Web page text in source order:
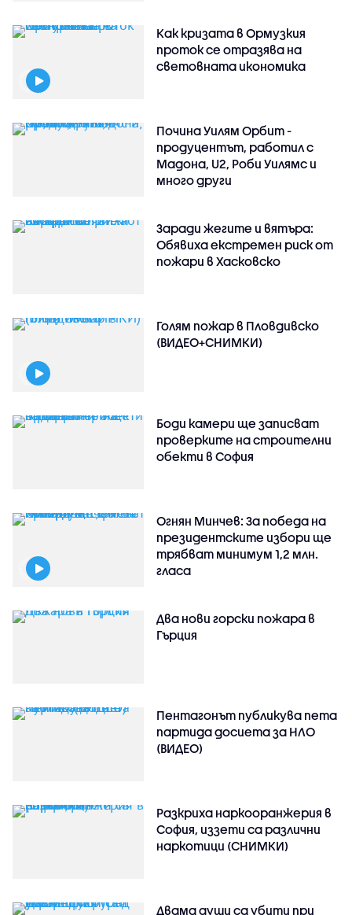
Как кризата в Ормузкия
проток се отразява на
световната икономика
Почина Уилям Орбит -
продуцентът, работил с
Мадона, U2, Роби Уилямс и
много други
Заради жегите и вятъра:
Обявиха екстремен риск от
пожари в Хасковско
Голям пожар в Пловдивско
(ВИДЕО+СНИМКИ)
Боди камери ще записват
проверките на строителни
обекти в София
Огнян Минчев: За победа на
президентските избори ще
трябват минимум 1,2 млн.
гласа
Два нови горски пожара в
Гърция
Пентагонът публикува пета
партида досиета за НЛО
(ВИДЕО)
Разкриха наркооранжерия в
София, иззети са различни
наркотици (СНИМКИ)
Двама души са убити при